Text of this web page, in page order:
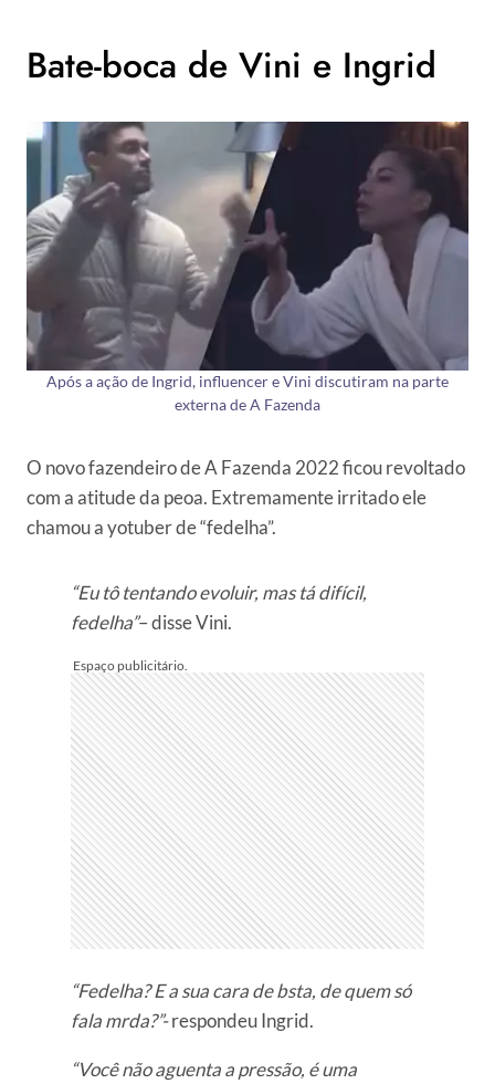
Bate-boca de Vini e Ingrid
Após a ação de Ingrid, influencer e Vini discutiram na parte
externa de A Fazenda
O novo fazendeiro de A Fazenda 2022 ficou revoltado
com a atitude da peoa. Extremamente irritado ele
chamou a yotuber de “fedelha”.
“Eu tô tentando evoluir, mas tá difícil,
fedelha”– disse Vini.
“Fedelha? E a sua cara de bsta, de quem só
fala mrda?”-respondeu Ingrid.
“Você não aguenta a pressão, é uma